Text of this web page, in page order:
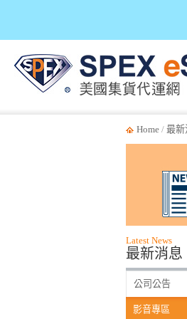
Home / 最新
Latest News
最新消息
公司公告
影音專區